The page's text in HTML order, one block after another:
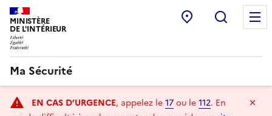
MINISTÈRE
DE L'INTÉRIEUR
Point d’accueil
Ma Sécurité
principaleEN CAS D’URGENCE, appelez le17ou le112. En